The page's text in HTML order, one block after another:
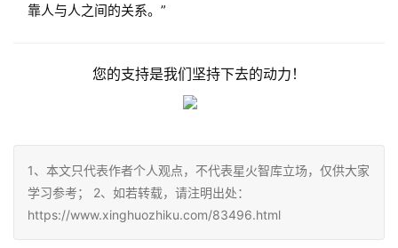
靠人与人之间的关系。”
您的支持是我们坚持下去的动力！
1、本文只代表作者个人观点，不代表星火智库立场，仅供大家
学习参考； 2、如若转载，请注明出处：
https://www.xinghuozhiku.com/83496.html